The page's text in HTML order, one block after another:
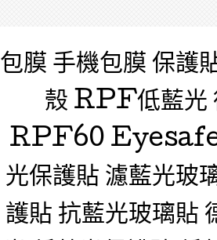
包膜 手機包膜 保護
殼 RPF低藍光
RPF60
光保護貼 濾藍光玻
護貼 抗藍光玻璃貼